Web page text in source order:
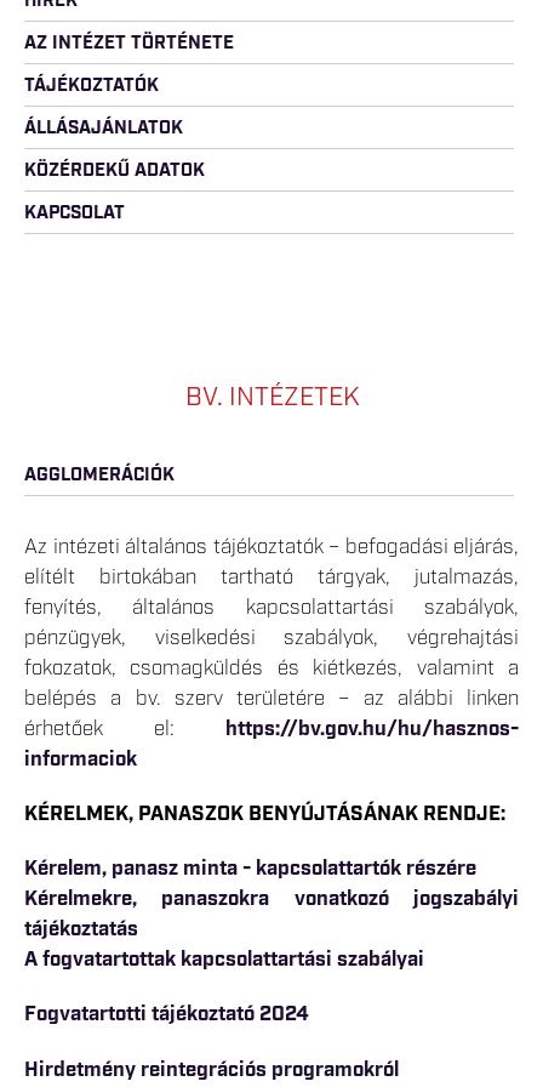
AZ INTÉZET TÖRTÉNETE
TÁJÉKOZTATÓK
ÁLLÁSAJÁNLATOK
KÖZÉRDEKŰ ADATOK
KAPCSOLAT
BV. INTÉZETEK
AGGLOMERÁCIÓK
Az intézeti általános tájékoztatók – befogadási eljárás,
elítélt birtokában tartható tárgyak, jutalmazás,
fenyítés, általános kapcsolattartási szabályok,
pénzügyek, viselkedési szabályok, végrehajtási
fokozatok, csomagküldés és kiétkezés, valamint a
belépés a bv. szerv területére – az alábbi linken
érhetőek el: https://bv.gov.hu/hu/hasznos-
informaciok
KÉRELMEK, PANASZOK BENYÚJTÁSÁNAK RENDJE:
Kérelem, panasz minta - kapcsolattartók részére
Kérelmekre, panaszokra vonatkozó jogszabályi
tájékoztatás
A fogvatartottak kapcsolattartási szabályai
Fogvatartotti tájékoztató 2024
Hirdetmény reintegrációs programokról